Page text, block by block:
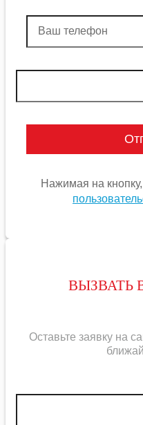
Нажимая на
ВЫЗВАТЬ
Оставьте заявку на